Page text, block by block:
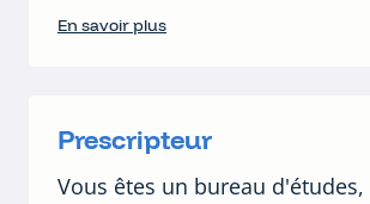
En savoir plus
Prescripteur
Vous êtes un bureau